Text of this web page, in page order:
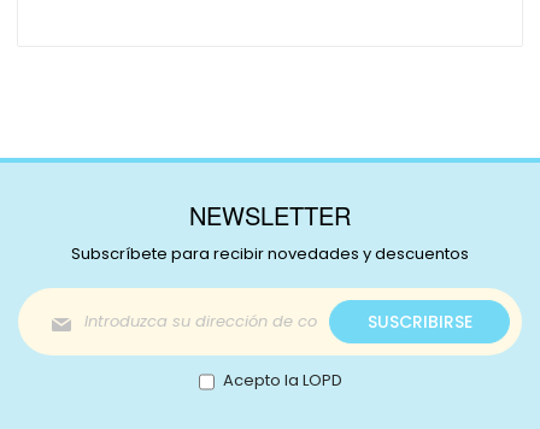
NEWSLETTER
Subscríbete para recibir novedades y descuentos
Inscríbase
a
nuestro
boletín
de
SUSCRIBIRSE
Acepto la LOPD